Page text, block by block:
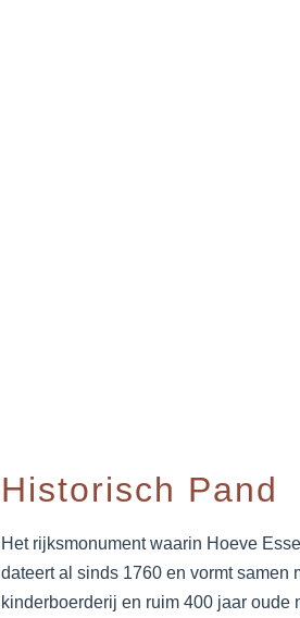
Historisch Pand
Het rijksmonument waarin Hoeve
dateert al sinds 1760 en vormt samen
kinderboerderij en ruim 400 jaar oude